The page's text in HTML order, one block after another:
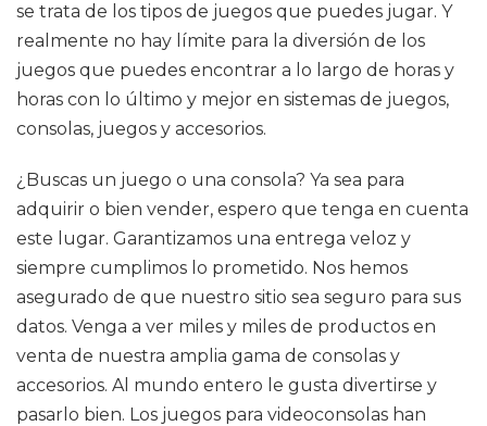
se trata de los tipos de juegos que puedes jugar. Y
realmente no hay límite para la diversión de los
juegos que puedes encontrar a lo largo de horas y
horas con lo último y mejor en sistemas de juegos,
consolas, juegos y accesorios.
¿Buscas un juego o una consola? Ya sea para
adquirir o bien vender, espero que tenga en cuenta
este lugar. Garantizamos una entrega veloz y
siempre cumplimos lo prometido. Nos hemos
asegurado de que nuestro sitio sea seguro para sus
datos. Venga a ver miles y miles de productos en
venta de nuestra amplia gama de consolas y
accesorios. Al mundo entero le gusta divertirse y
pasarlo bien. Los juegos para videoconsolas han